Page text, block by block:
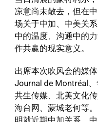
凉意尚未散去，但在
场关于中加、中美关
中的温度、沟通中的
作共赢的现实意义。
出席本次吹风会的媒
Journal de Montréal
共生传媒、北美文化
海台网、蒙城老何等